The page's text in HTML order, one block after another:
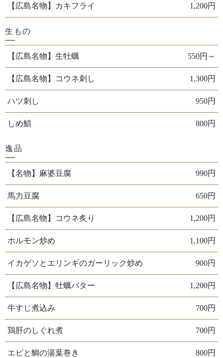
【広島名物】カキフライ 1,200円
生もの
【広島名物】生牡蠣 550円～
【広島名物】コウネ刺し 1,300円
ハツ刺し 950円
しめ鯖 800円
逸品
【名物】麻婆豆腐 990円
馬力豆腐 650円
【広島名物】コウネ炙り 1,200円
ホルモン炒め 1,100円
イカゲソとエリンギのガーリック炒め 900円
【広島名物】牡蠣バター 1,200円
牛すじ煮込み 700円
鶏肝のしぐれ煮 700円
エビと鯛の湯葉巻き 800円